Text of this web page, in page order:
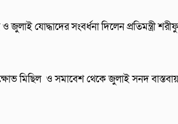
জুলাই যোদ্ধাদের সংবর্ধনা দিলেন প্রতিমন্ত্রী
মিছিল ও সমাবেশ থেকে জুলাই সনদ